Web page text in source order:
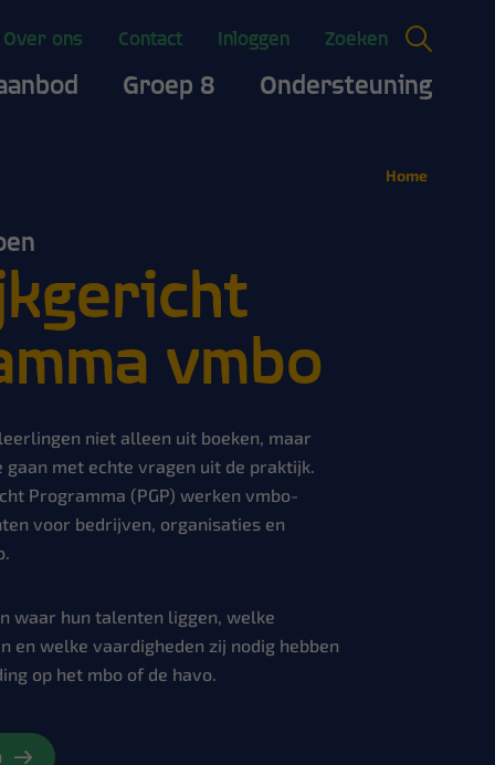
Over ons Contact Inloggen Zoeken
Groep 8 Ondersteuning
Home
vmbo
niet alleen uit boeken, maar
gaan met echte vragen uit de praktijk.
Programma (PGP) werken vmbo-
voor bedrijven, organisaties en
waar hun talenten liggen, welke
en welke vaardigheden zij nodig hebben
op het mbo of de havo.